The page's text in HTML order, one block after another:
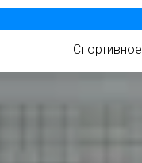
Спортивное